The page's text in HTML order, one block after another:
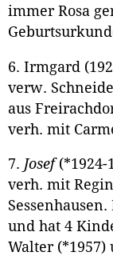
immer Rosa
6. Irmgard
verw.
aus
verh. mit
7. Josef(*1924-
verh. mit
und hat 4
Walter (*1957)